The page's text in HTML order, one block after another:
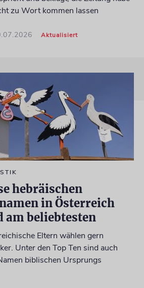
zu Wort kommen lassen
Aktualisiert
hebräischen
in Österreich
am beliebtesten
Eltern wählen gern
Unter den Top Ten sind auch
biblischen Ursprungs